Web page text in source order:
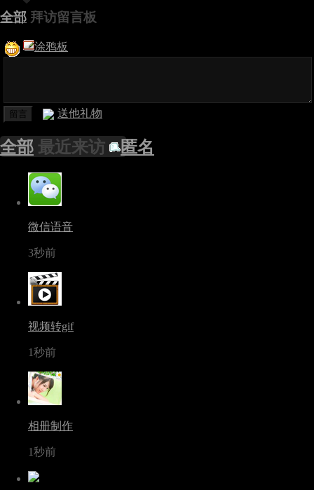
全部 拜访留言板
涂鸦板
送他礼物
全部 最近来访 匿名
微信语音
3秒前
视频转gif
1秒前
相册制作
1秒前